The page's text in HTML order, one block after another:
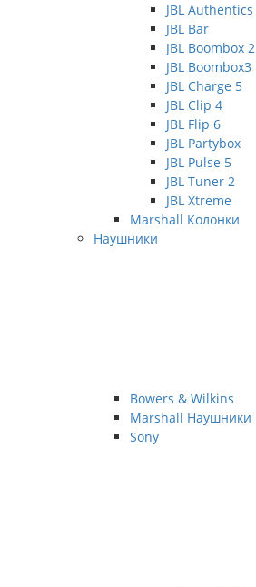
JBL Authentics
JBL Bar
JBL Boombox 2
JBL Boombox3
JBL Charge 5
JBL Clip 4
JBL Flip 6
JBL Partybox
JBL Pulse 5
JBL Tuner 2
JBL Xtreme
Marshall Колонки
Наушники
Bowers & Wilkins
Marshall Наушники
Sony